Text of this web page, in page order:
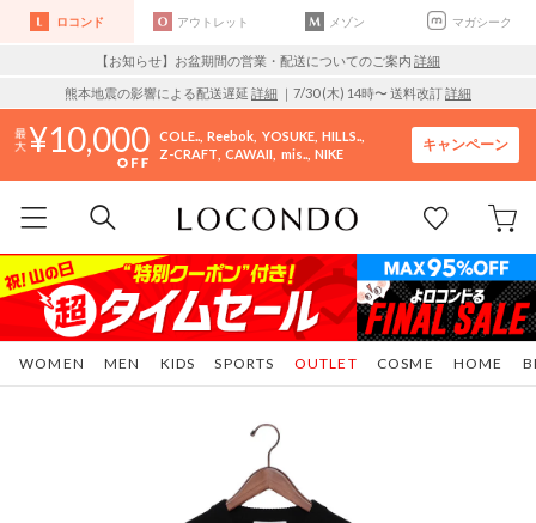
ロコンド アウトレット メゾン マガシーク
【お知らせ】お盆期間の営業・配送についてのご案内 詳細
熊本地震の影響による配送遅延 詳細 ｜7/30 (木) 14時〜 送料改訂詳細
10,000 COLE.. Reebok YOSUKE HILLS..
Z-CRAFT CAWAII mis.. NIKE
キャンペーン
WOMEN MEN KIDS SPORTS COSME HOME
OUTLET